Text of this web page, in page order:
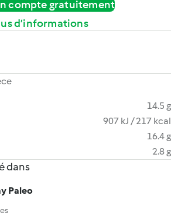
compte gratuitement
d’informations
14.5 g
907 kJ / 217 kcal
16.4 g
2.8 g
dans
Paleo